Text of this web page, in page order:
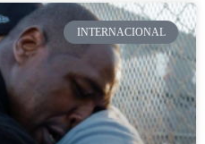
INTERNACIONAL